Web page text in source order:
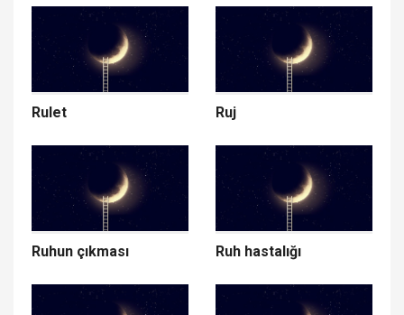
Rulet Ruj
Ruhun çıkması Ruh hastalığı